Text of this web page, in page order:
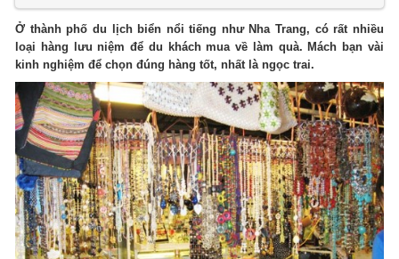
Ở thành phố du lịch biển nổi tiếng như Nha Trang, có rất nhiều
loại hàng lưu niệm để du khách mua về làm quà. Mách bạn vài
kinh nghiệm để chọn đúng hàng tốt, nhất là ngọc trai.